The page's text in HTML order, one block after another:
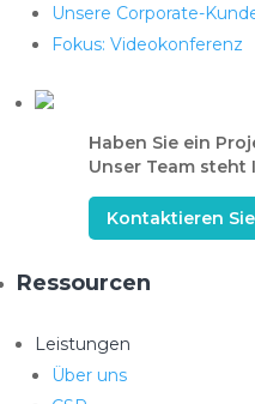
Unsere Corporate-
Fokus: Videokonferenz
Haben Sie ein
Unser Team steht
Kontaktieren
Ressourcen
Leistungen
Über uns